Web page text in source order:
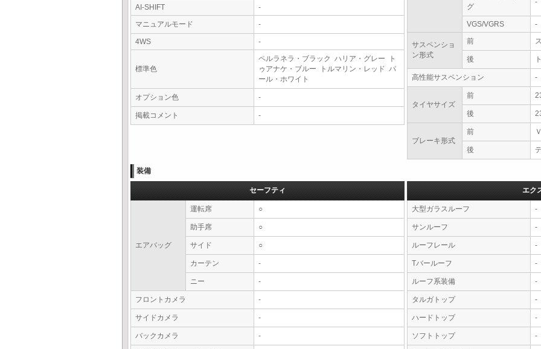
AI-SHIFT
-
マニュアルモード
-
4WS -
標準色
ペルラネラ・ブラック ハリア・グレー ト
ゥアナケ・ブルー トルマリン・レッド パ
ール・ホワイト
オプション色 -
掲載コメント -
グ
-
VGS/VGRS -
サスペンショ
ン形式
前
後
高性能サスペンション -
タイヤサイズ
前
後
ブレーキ形式
前
後
装備
セーフティ
エアバッグ
運転席 ○
助手席 ○
サイド ○
カーテン -
ニー -
フロントカメラ -
サイドカメラ -
バックカメラ -
エク
大型ガラスルーフ -
サンルーフ -
ルーフレール -
Tバールーフ -
ルーフ系装備 -
タルガトップ -
ハードトップ -
ソフトトップ -